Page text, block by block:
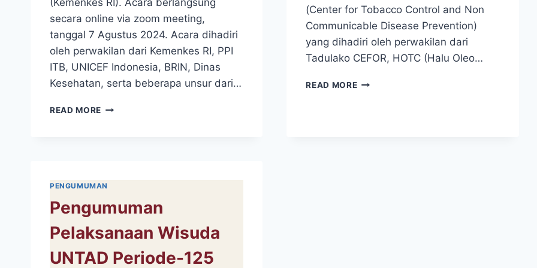
(Kemenkes RI). Acara berlangsung
secara online via zoom meeting,
tanggal 7 Agustus 2024. Acara dihadiri
oleh perwakilan dari Kemenkes RI, PPI
ITB, UNICEF Indonesia, BRIN, Dinas
Kesehatan, serta beberapa unsur dari…
READ MORE FKM
JEJARING
DALAM
KESEHATAN
PERUBAHAN
(Center for Tobacco Control and Non
Communicable Disease Prevention)
yang dihadiri oleh perwakilan dari
Tadulako CEFOR, HOTC (Halu Oleo…
READ MORETADULAKO
PENGUMUMAN
Pengumuman
Pelaksanaan Wisuda
UNTAD Periode-125